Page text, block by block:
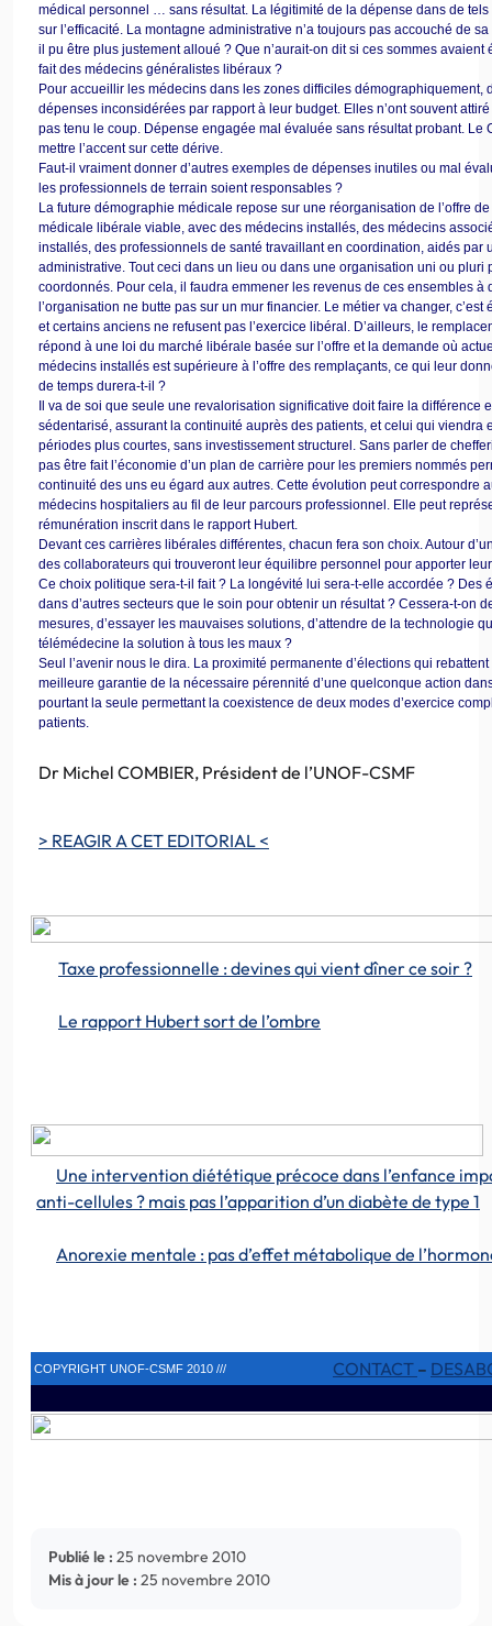
médical personnel … sans résultat. La légitimité de la dépense dans de tels
sur l’efficacité. La montagne administrative n’a toujours pas accouché de
il pu être plus justement alloué ? Que n’aurait-on dit si ces sommes
fait des médecins généralistes libéraux ?
Pour accueillir les médecins dans les zones difficiles démographiquement,
dépenses inconsidérées par rapport à leur budget. Elles n’ont souvent
pas tenu le coup. Dépense engagée mal évaluée sans résultat probant. Le
mettre l’accent sur cette dérive.
Faut-il vraiment donner d’autres exemples de dépenses inutiles ou mal
les professionnels de terrain soient responsables ?
La future démographie médicale repose sur une réorganisation de l’offre
médicale libérale viable, avec des médecins installés, des médecins
installés, des professionnels de santé travaillant en coordination, aidés par
administrative. Tout ceci dans un lieu ou dans une organisation uni ou pluri
coordonnés. Pour cela, il faudra emmener les revenus de ces ensembles à
l’organisation ne butte pas sur un mur financier. Le métier va changer,
et certains anciens ne refusent pas l’exercice libéral. D’ailleurs, le
répond à une loi du marché libérale basée sur l’offre et la demande où
médecins installés est supérieure à l’offre des remplaçants, ce qui leur
de temps durera-t-il ?
Il va de soi que seule une revalorisation significative doit faire la différence
sédentarisé, assurant la continuité auprès des patients, et celui qui viendra
périodes plus courtes, sans investissement structurel. Sans parler de
pas être fait l’économie d’un plan de carrière pour les premiers nommés
continuité des uns eu égard aux autres. Cette évolution peut correspondre
médecins hospitaliers au fil de leur parcours professionnel. Elle peut
rémunération inscrit dans le rapport Hubert.
Devant ces carrières libérales différentes, chacun fera son choix. Autour
des collaborateurs qui trouveront leur équilibre personnel pour apporter
Ce choix politique sera-t-il fait ? La longévité lui sera-t-elle accordée ? Des
dans d’autres secteurs que le soin pour obtenir un résultat ? Cessera-t-on
mesures, d’essayer les mauvaises solutions, d’attendre de la technologie
télémédecine la solution à tous les maux ?
Seul l’avenir nous le dira. La proximité permanente d’élections qui
meilleure garantie de la nécessaire pérennité d’une quelconque action
pourtant la seule permettant la coexistence de deux modes d’exercice
patients.
Dr Michel COMBIER, Président de l’UNOF-CSMF
> REAGIR A CET EDITORIAL <
Taxe professionnelle : devines qui vient dîner ce soir ?
Le rapport Hubert sort de l’ombre
Une intervention diététique précoce dans l’enfance
anti-cellules ? mais pas l’apparition d’un diabète de type 1
Anorexie mentale : pas d’effet métabolique de
COPYRIGHT UNOF-CSMF 2010 /// CONTACT –
Publié le : 25 novembre 2010
Mis à jour le : 25 novembre 2010